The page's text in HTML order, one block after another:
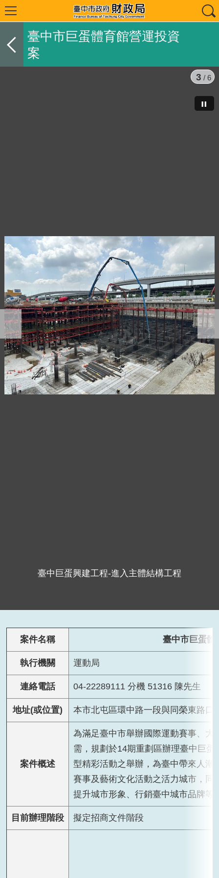
臺中市巨蛋體育館營運投資
案
臺中巨蛋興建工程-進入主體結構工程
3 / 6
案件名稱 臺中市巨蛋體
執行機關 運動局
連絡電話 04-22289111 分機 51316 陳先生
地址(或位置) 本市北屯區環中路一段與同榮東路口
案件概述
為滿足臺中市舉辦國際運動賽事、
需，規劃於14期重劃區辦理臺中巨
型精彩活動之舉辦，為臺中帶來人
賽事及藝術文化活動之活力城市，
提升城市形象、行銷臺中城市品牌等
目前辦理階段 擬定招商文件階段